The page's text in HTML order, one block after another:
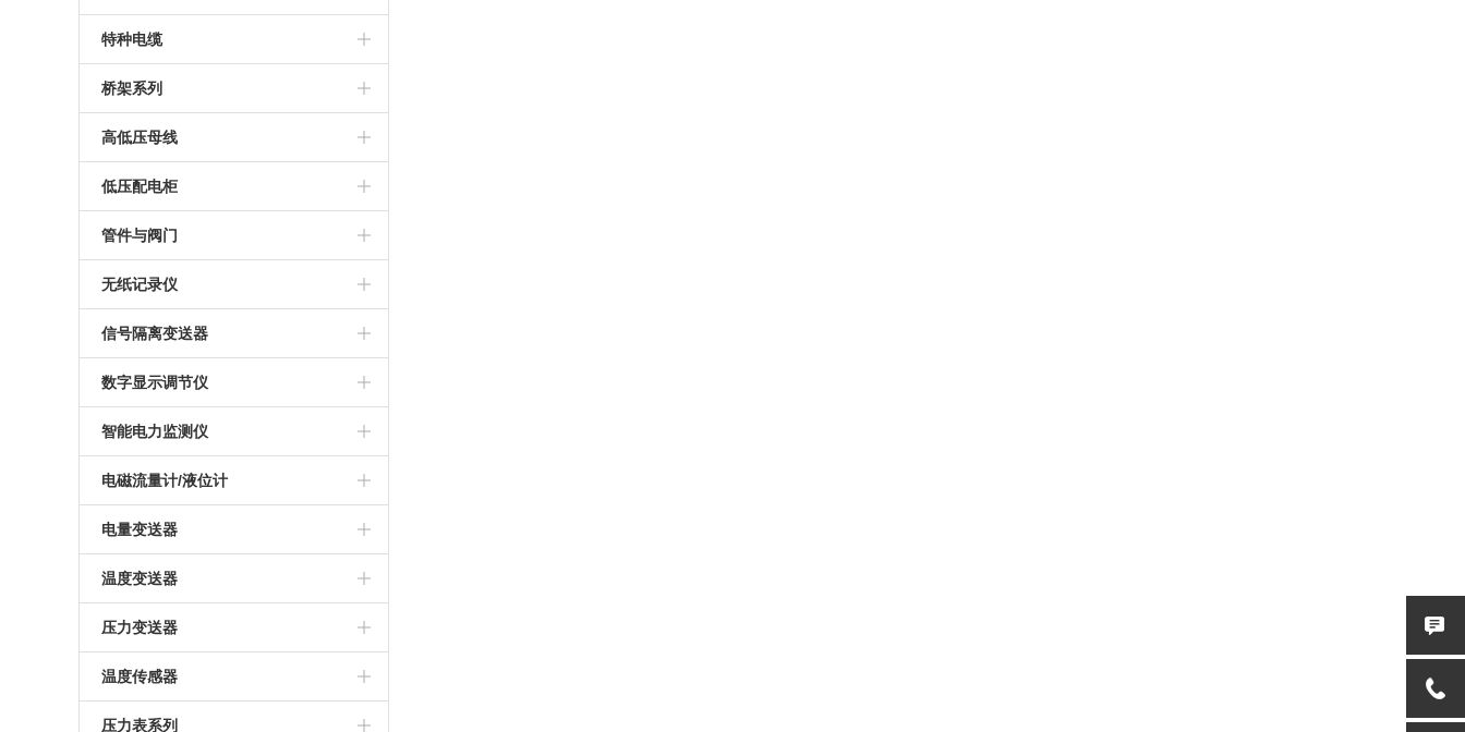
特种电缆
桥架系列
高低压母线
低压配电柜
管件与阀门
无纸记录仪
信号隔离变送器
数字显示调节仪
智能电力监测仪
电磁流量计/液位计
电量变送器
温度变送器
压力变送器
温度传感器
压力表系列